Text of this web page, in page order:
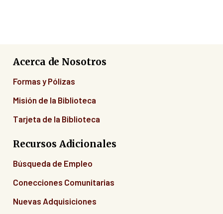
Acerca de Nosotros
Formas y Pólizas
Misión de la Biblioteca
Tarjeta de la Biblioteca
Recursos Adicionales
Búsqueda de Empleo
Conecciones Comunitarias
Nuevas Adquisiciones